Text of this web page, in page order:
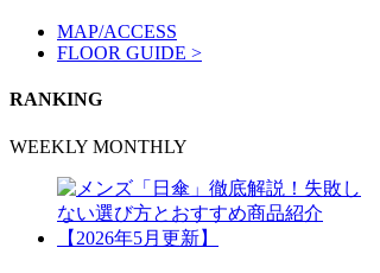
MAP/ACCESS
FLOOR GUIDE >
RANKING
WEEKLY MONTHLY